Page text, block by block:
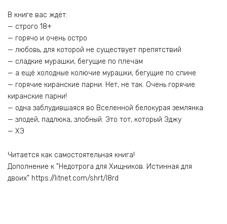
В книге вас ждёт:
— строго 18+
— горячо и очень остро
— любовь, для которой не существует препятствий
— сладкие мурашки, бегущие по плечам
— а ещё холодные колючие мурашки, бегущие по спине
— горячие киранские парни. Нет, не так. Очень горячие
киранские парни!
— одна заблудившаяся во Вселенной белокурая землянка
— злодей, падлюка, злобный. Это тот, который Эджу
— ХЭ
Читается как самостоятельная книга!
Дополнение к "Недотрога для Хищников. Истинная для
двоих" https://litnet.com/shrt/l8rd